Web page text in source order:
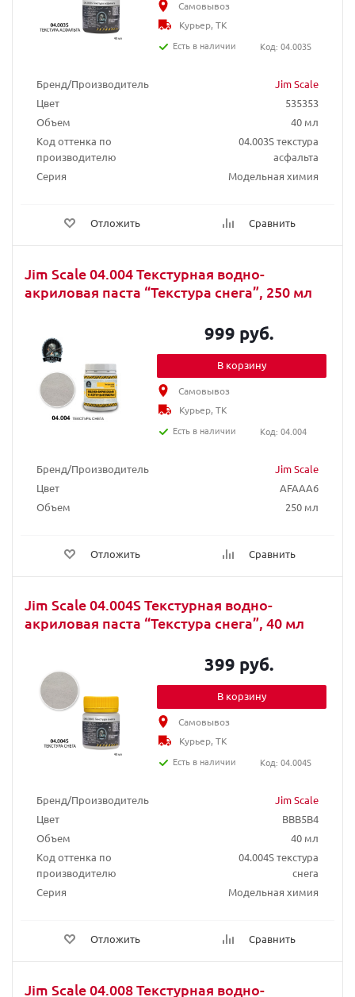
Бренд/Производитель
Jim Scale
Цвет
535353
Объем
40 мл
Код оттенка по
производителю
04.003S текстура
асфальта
Серия
Модельная химия
Отложить Сравнить
Самовывоз
Курьер, ТК
Есть в наличии
Код: 04.003S
Jim Scale 04.004 Текстурная водно-
акриловая паста “Текстура снега”, 250 мл
Бренд/Производитель
Jim Scale
Цвет
AFAAA6
Объем
250 мл
Отложить Сравнить
999 руб.
В корзину
Самовывоз
Курьер, ТК
Есть в наличии
Код: 04.004
Jim Scale 04.004S Текстурная водно-
акриловая паста “Текстура снега”, 40 мл
Бренд/Производитель
Jim Scale
Цвет
BBB5B4
Объем
40 мл
Код оттенка по
производителю
04.004S текстура
снега
Серия
Модельная химия
Отложить Сравнить
399 руб.
В корзину
Самовывоз
Курьер, ТК
Есть в наличии
Код: 04.004S
Jim Scale 04.008 Текстурная водно-